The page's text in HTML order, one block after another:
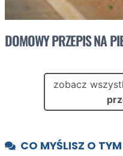
DOMOWY PRZEPIS NA
zobacz
CO MYŚLISZ O TYM